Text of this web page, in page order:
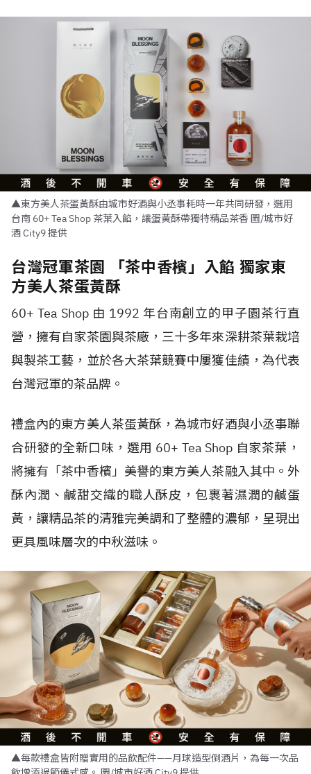
▲東方美人茶蛋黃酥由城市好酒與小丞事耗時一年共同研發，選用
台南 60+ Tea Shop 茶葉入餡，讓蛋黃酥帶獨特精品茶香 圖/城市好
酒 City9 提供
台灣冠軍茶園 「茶中香檳」入餡 獨家東
方美人茶蛋黃酥
60+ Tea Shop 由 1992 年台南創立的甲子園茶行直
營，擁有自家茶園與茶廠，三十多年來深耕茶葉栽培
與製茶工藝，並於各大茶葉競賽中屢獲佳績，為代表
台灣冠軍的茶品牌。
禮盒內的東方美人茶蛋黃酥，為城市好酒與小丞事聯
合研發的全新口味，選用 60+ Tea Shop 自家茶葉，
將擁有「茶中香檳」美譽的東方美人茶融入其中。外
酥內潤、鹹甜交織的職人酥皮，包裹著濕潤的鹹蛋
黃，讓精品茶的清雅完美調和了整體的濃郁，呈現出
更具風味層次的中秋滋味。
▲每款禮盒皆附贈實用的品飲配件——月球造型倒酒片，為每一次品